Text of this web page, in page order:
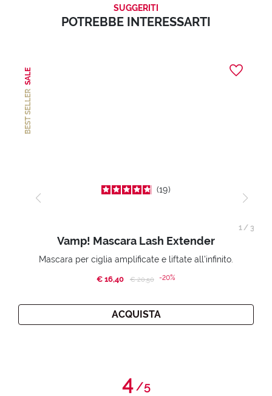
SUGGERITI
POTREBBE INTERESSARTI
BEST SELLER
SALE
19
Vamp! Mascara Lash Extender
Mascara per ciglia amplificate e liftate all’infinito.
€ 16,40 Price reduced from
€ 20,50to-20%
ACQUISTA
1/ 3
4/5